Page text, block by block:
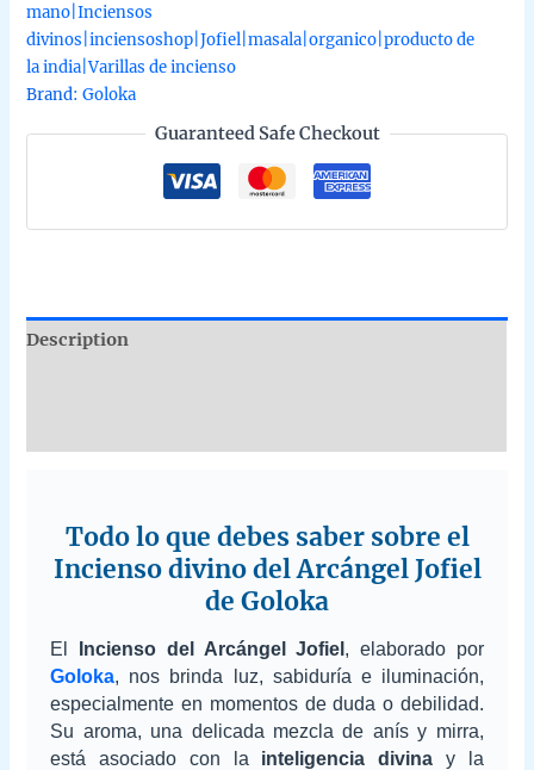
mano
15g
quantity
mano|Inciensos
divinos|inciensoshop|Jofiel|masala|organico|producto de
la india|Varillas de incienso
Brand:Goloka
Guaranteed Safe Checkout
Description
Todo lo que debes saber sobre el
Incienso divino del Arcángel Jofiel
de Goloka
El Incienso del Arcángel Jofiel , elaborado por
Goloka, nos brinda luz, sabiduría e iluminación,
especialmente en momentos de duda o debilidad.
Su aroma, una delicada mezcla de anís y mirra,
está asociado con la inteligencia divina y la